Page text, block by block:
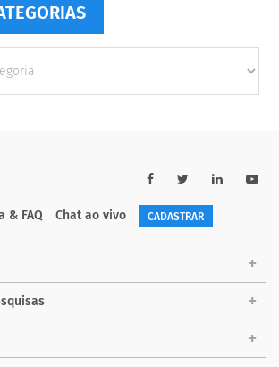
& FAQ Chat ao vivo CADASTRAR